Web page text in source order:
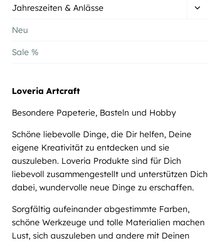
Jahreszeiten & Anlässe
Neu
Sale %
Loveria Artcraft
Besondere Papeterie, Basteln und Hobby
Schöne liebevolle Dinge, die Dir helfen, Deine
eigene Kreativität zu entdecken und sie
auszuleben. Loveria Produkte sind für Dich
liebevoll zusammengestellt und unterstützen Dich
dabei, wundervolle neue Dinge zu erschaffen.
Sorgfältig aufeinander abgestimmte Farben,
schöne Werkzeuge und tolle Materialien machen
Lust, sich auszuleben und andere mit Deinen